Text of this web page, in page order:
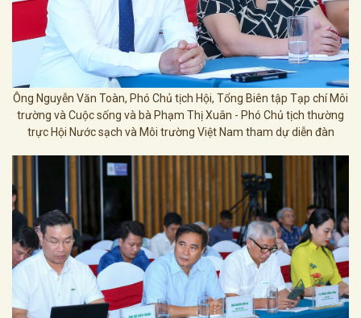
Ông Nguyễn Văn Toàn, Phó Chủ tịch Hội, Tổng Biên tập Tạp chí Môi
trường và Cuộc sống và bà Phạm Thị Xuân - Phó Chủ tịch thường
trực Hội Nước sạch và Môi trường Việt Nam tham dự diễn đàn